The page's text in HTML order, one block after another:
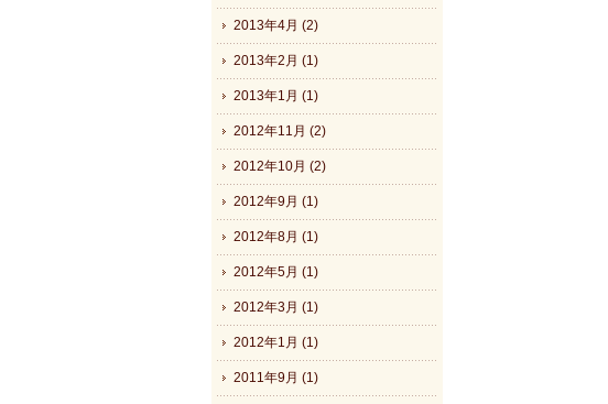
2013年4月 (2)
2013年2月 (1)
2013年1月 (1)
2012年11月 (2)
2012年10月 (2)
2012年9月 (1)
2012年8月 (1)
2012年5月 (1)
2012年3月 (1)
2012年1月 (1)
2011年9月 (1)